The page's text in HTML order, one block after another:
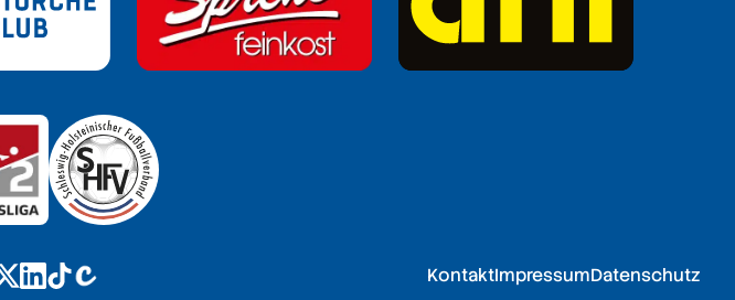
KontaktImpressumDatenschutz